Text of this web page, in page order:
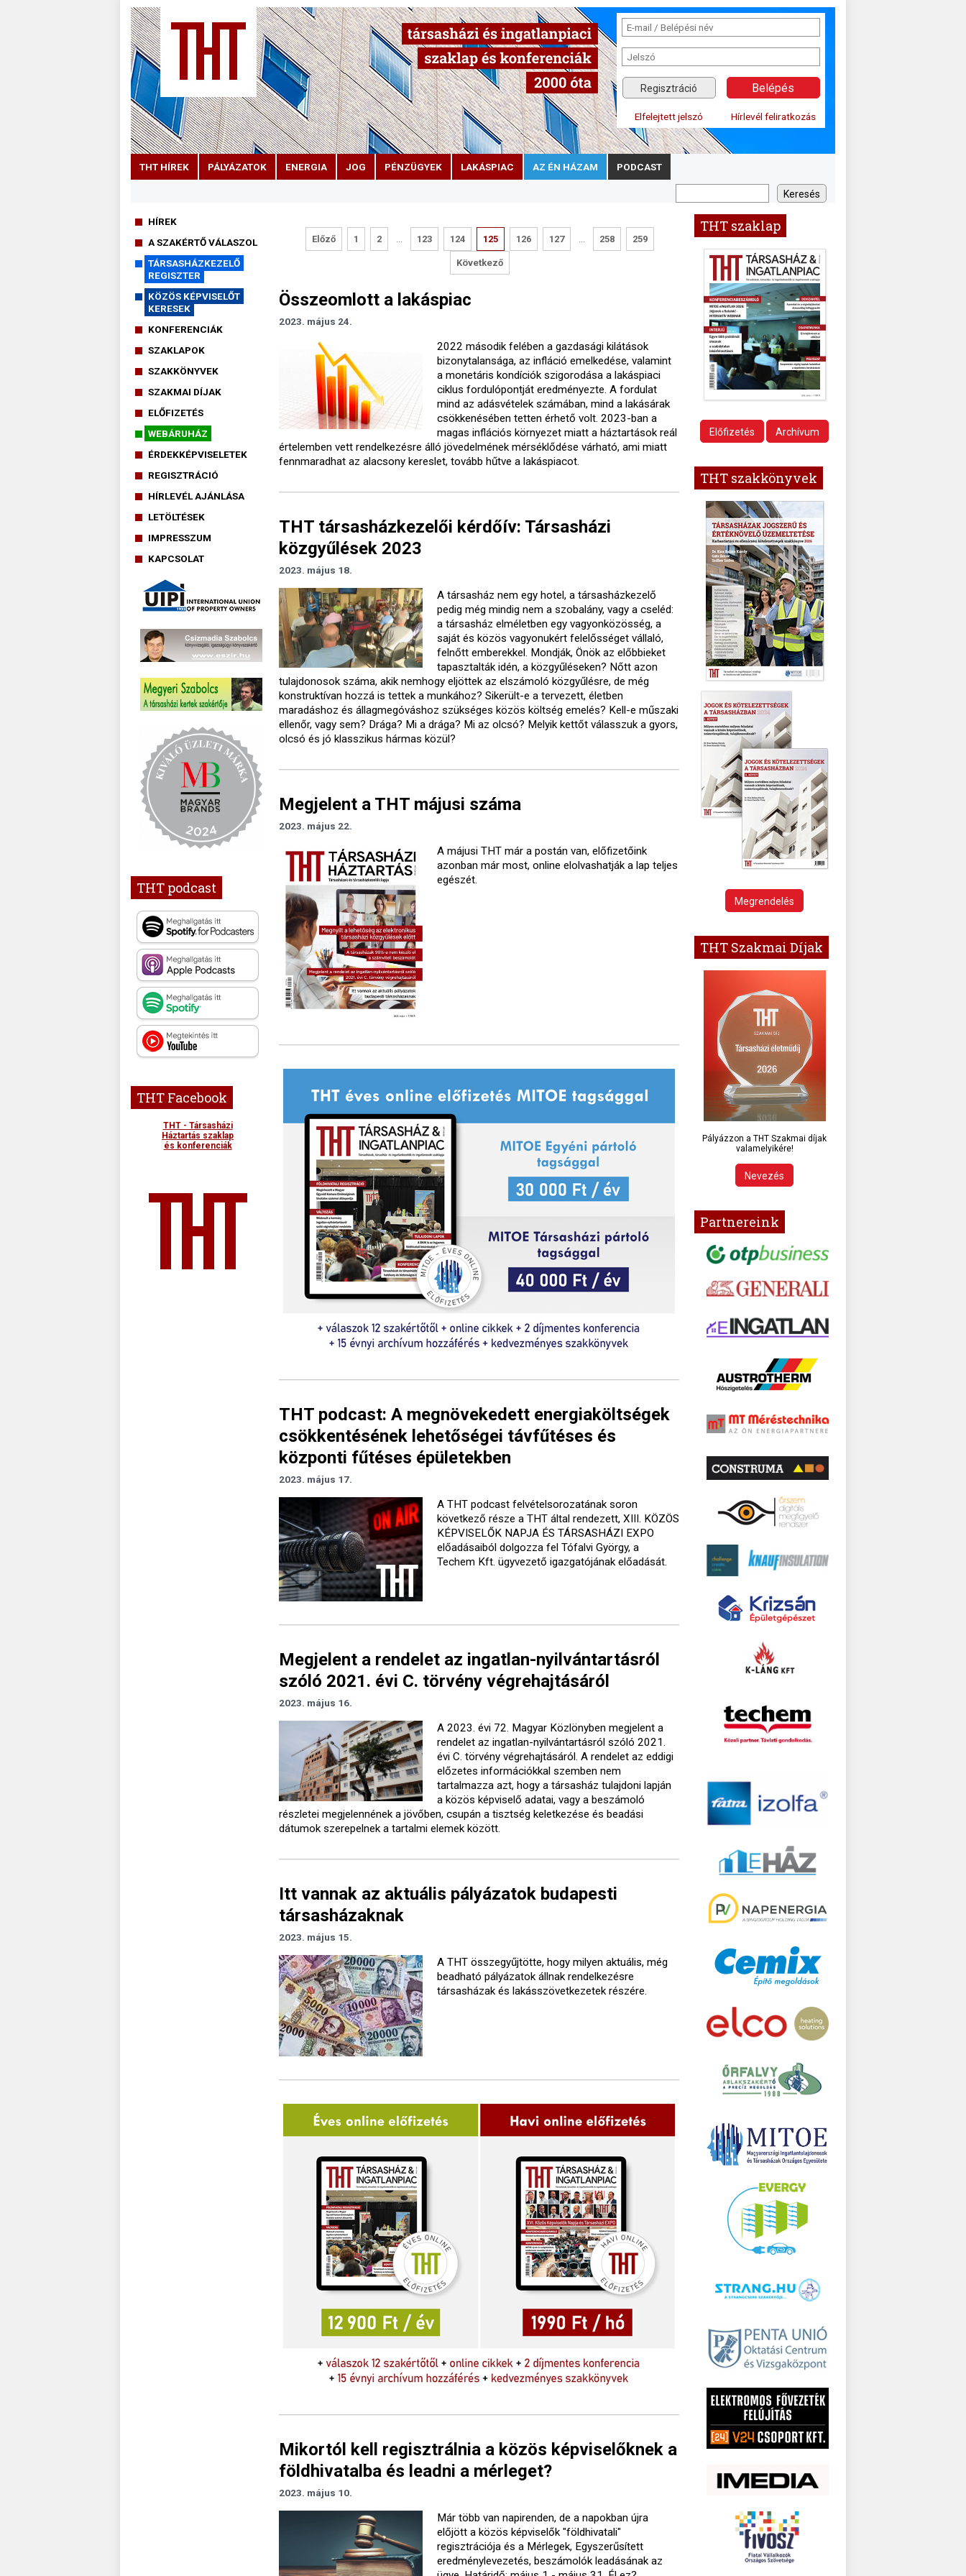
Regisztráció
Elfelejtett jelszó Hírlevél feliratkozás
THT HÍREK PÁLYÁZATOK ENERGIA JOG PÉNZÜGYEK LAKÁSPIAC AZ ÉN HÁZAM PODCAST
HÍREK
A SZAKÉRTŐ VÁLASZOL
TÁRSASHÁZKEZELŐ
REGISZTER
KÖZÖS KÉPVISELŐT
KERESEK
KONFERENCIÁK
SZAKLAPOK
SZAKKÖNYVEK
SZAKMAI DÍJAK
ELŐFIZETÉS
WEBÁRUHÁZ
ÉRDEKKÉPVISELETEK
REGISZTRÁCIÓ
HÍRLEVÉL AJÁNLÁSA
LETÖLTÉSEK
IMPRESSZUM
KAPCSOLAT
THT podcast
THT Facebook
THT - Társasházi
Háztartás szaklap
és konferenciák
Előző 1 2 123 124 125 126 127 258 259
Következő
Összeomlott a lakáspiac
2023. május 24.
2022 második felében a gazdasági kilátások
bizonytalansága, az infláció emelkedése, valamint
a monetáris kondíciók szigorodása a lakáspiaci
ciklus fordulópontját eredményezte. A fordulat
mind az adásvételek számában, mind a lakásárak
csökkenésében tetten érhető volt. 2023-ban a
magas inflációs környezet miatt a háztartások reál
értelemben vett rendelkezésre álló jövedelmének mérséklődése várható, ami miatt
fennmaradhat az alacsony kereslet, tovább hűtve a lakáspiacot.
THT társasházkezelői kérdőív: Társasházi
közgyűlések 2023
2023. május 18.
A társasház nem egy hotel, a társasházkezelő
pedig még mindig nem a szobalány, vagy a cseléd:
a társasház elméletben egy vagyonközösség, a
saját és közös vagyonukért felelősséget vállaló,
felnőtt emberekkel. Mondják, Önök az előbbieket
tapasztalták idén, a közgyűléseken? Nőtt azon
tulajdonosok száma, akik nemhogy eljöttek az elszámoló közgyűlésre, de még
konstruktívan hozzá is tettek a munkához? Sikerült-e a tervezett, életben
maradáshoz és állagmegóváshoz szükséges közös költség emelés? Kell-e műszaki
ellenőr, vagy sem? Drága? Mi a drága? Mi az olcsó? Melyik kettőt válasszuk a gyors,
olcsó és jó klasszikus hármas közül?
Megjelent a THT májusi száma
2023. május 22.
A májusi THT már a postán van, előfizetőink
azonban már most, online elolvashatják a lap teljes
egészét.
THT podcast: A megnövekedett energiaköltségek
csökkentésének lehetőségei távfűtéses és
központi fűtéses épületekben
2023. május 17.
A THT podcast felvételsorozatának soron
következő része a THT által rendezett, XIII. KÖZÖS
KÉPVISELŐK NAPJA ÉS TÁRSASHÁZI EXPO
előadásaiból dolgozza fel Tófalvi György, a
Techem Kft. ügyvezető igazgatójának előadását.
Megjelent a rendelet az ingatlan-nyilvántartásról
szóló 2021. évi C. törvény végrehajtásáról
2023. május 16.
A 2023. évi 72. Magyar Közlönyben megjelent a
rendelet az ingatlan-nyilvántartásról szóló 2021.
évi C. törvény végrehajtásáról. A rendelet az eddigi
előzetes információkkal szemben nem
tartalmazza azt, hogy a társasház tulajdoni lapján
a közös képviselő adatai, vagy a beszámoló
részletei megjelennének a jövőben, csupán a tisztség keletkezése és beadási
dátumok szerepelnek a tartalmi elemek között.
Itt vannak az aktuális pályázatok budapesti
társasházaknak
2023. május 15.
A THT összegyűjtötte, hogy milyen aktuális, még
beadható pályázatok állnak rendelkezésre
társasházak és lakásszövetkezetek részére.
Mikortól kell regisztrálnia a közös képviselőknek a
földhivatalba és leadni a mérleget?
2023. május 10.
Már több van napirenden, de a napokban újra
előjött a közös képviselők "földhivatali"
regisztrációja és a Mérlegek, Egyszerűsített
eredménylevezetés, beszámolók leadásának az
THT szaklap
Előfizetés Archívum
THT szakkönyvek
Megrendelés
THT Szakmai Díjak
Pályázzon a THT Szakmai díjak
valamelyikére!
Nevezés
Partnereink